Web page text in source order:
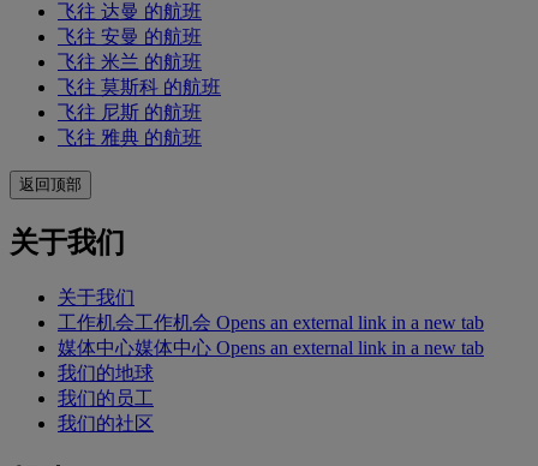
飞往 达曼 的航班
飞往 安曼 的航班
飞往 米兰 的航班
飞往 莫斯科 的航班
飞往 尼斯 的航班
飞往 雅典 的航班
返回顶部
关于我们
关于我们
工作机会工作机会 Opens an external link in a new tab
媒体中心媒体中心 Opens an external link in a new tab
我们的地球
我们的员工
我们的社区